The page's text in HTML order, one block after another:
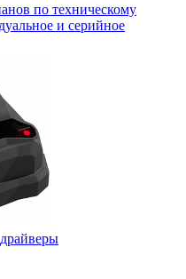
по техническому
и серийное